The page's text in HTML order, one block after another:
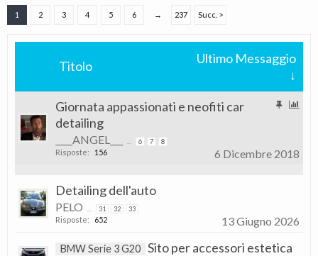
1 2 3 4 5 6 → 237 Succ. >
Titolo
Ultimo Messaggio
↓
Giornata appassionati e neofiti car
detailing
____ANGEL___ 6 7 8
Risposte: 156 6 Dicembre 2018
Detailing dell'auto
PELO 31 32 33
Risposte: 652 13 Giugno 2026
BMW Serie 3 G20 Sito per accessori estetica